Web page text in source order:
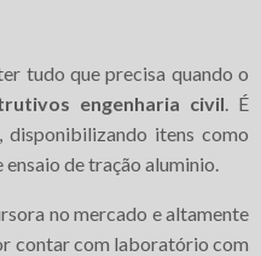
tudo que precisa quando o
engenharia civil. É
disponibilizando itens como
de tração aluminio.
no mercado e altamente
contar com laboratório com